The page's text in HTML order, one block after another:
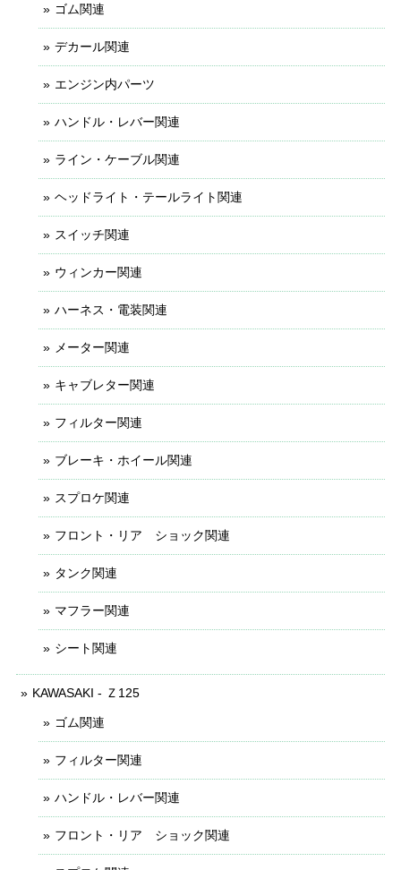
ゴム関連
デカール関連
エンジン内パーツ
ハンドル・レバー関連
ライン・ケーブル関連
ヘッドライト・テールライト関連
スイッチ関連
ウィンカー関連
ハーネス・電装関連
メーター関連
キャブレター関連
フィルター関連
ブレーキ・ホイール関連
スプロケ関連
フロント・リア ショック関連
タンク関連
マフラー関連
シート関連
KAWASAKI - Ｚ125
ゴム関連
フィルター関連
ハンドル・レバー関連
フロント・リア ショック関連